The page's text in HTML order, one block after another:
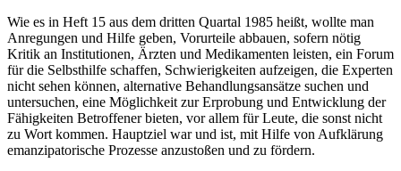
Wie es in Heft 15 aus dem dritten Quartal 1985 heißt, wollte man
Anregungen und Hilfe geben, Vorurteile abbauen, sofern nötig
Kritik an Institutionen, Ärzten und Medikamenten leisten, ein Forum
für die Selbsthilfe schaffen, Schwierigkeiten aufzeigen, die Experten
nicht sehen können, alternative Behandlungsansätze suchen und
untersuchen, eine Möglichkeit zur Erprobung und Entwicklung der
Fähigkeiten Betroffener bieten, vor allem für Leute, die sonst nicht
zu Wort kommen. Hauptziel war und ist, mit Hilfe von Aufklärung
emanzipatorische Prozesse anzustoßen und zu fördern.